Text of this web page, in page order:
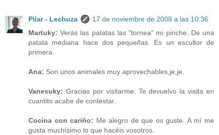
Pilar - Lechuza
17 de noviembre de 2008 a las 10:36
Martuky: Verás las patatas las "tornea" mi pinche. De una
patata mediana hace dos pequeñas. Es un escultor de
primera.
Ana: Son unos animales muy aprovechables,je,je.
Vanesuky: Gracias por visitarme. Te devuelvo la visita en
cuantito acabe de contestar.
Cocina con cariño: Me alegro de que os guste. A mí me
gusta muchísimo lo que hacéis vosotros.